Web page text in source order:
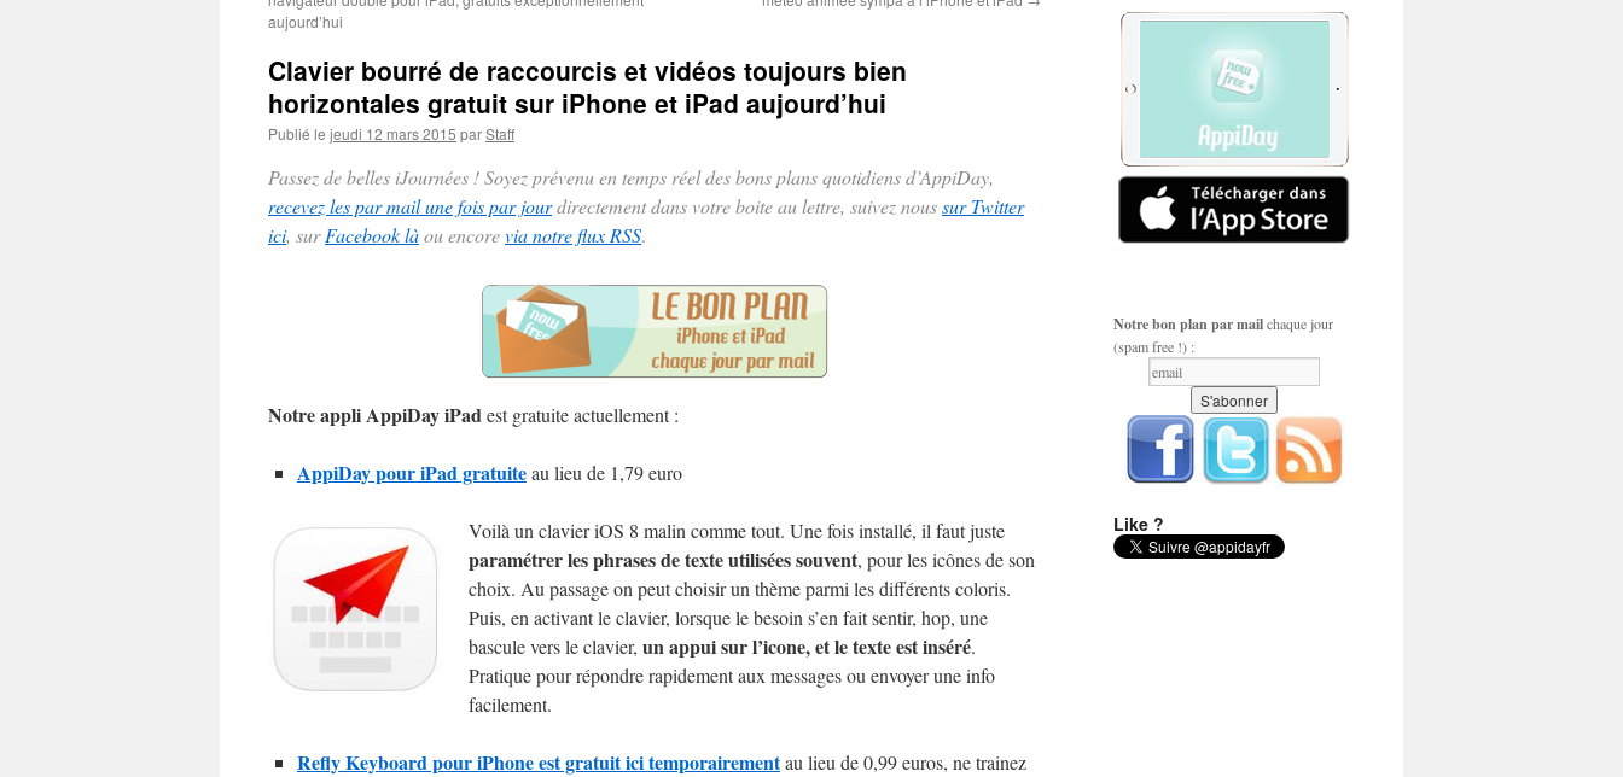
aujourd’hui
Clavier bourré de raccourcis et vidéos toujours bien
horizontales gratuit sur iPhone et iPad aujourd’hui
Publié le jeudi 12 mars 2015 parStaff
Passez de belles iJournées ! Soyez prévenu en temps réel des bons plans quotidiens d’AppiDay,
recevez les par mail une fois par jourdirectement dans votre boite au lettre, suivez noussur Twitter
ici, surFacebook làou encorevia notre flux RSS.
Notre appli AppiDay iPadest gratuite actuellement :
AppiDay pour iPad gratuiteau lieu de 1,79 euro
Voilà un clavier iOS 8 malin comme tout. Une fois installé, il faut juste
paramétrer les phrases de texte utilisées souvent, pour les icônes de son
choix. Au passage on peut choisir un thème parmi les différents coloris.
Puis, en activant le clavier, lorsque le besoin s’en fait sentir, hop, une
bascule vers le clavier, un appui sur l’icone, et le texte est inséré.
Pratique pour répondre rapidement aux messages ou envoyer une info
facilement.
Refly Keyboard pour iPhone est gratuit ici temporairementau lieu de 0,99 euros, ne trainez
Notre bon plan par mailchaque jour
(spam free !) :
Like ?